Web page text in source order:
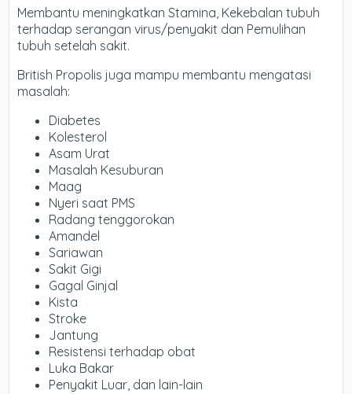
Membantu meningkatkan Stamina, Kekebalan tubuh
terhadap serangan virus/penyakit dan Pemulihan
tubuh setelah sakit.
British Propolis juga mampu membantu mengatasi
masalah:
Diabetes
Kolesterol
Asam Urat
Masalah Kesuburan
Maag
Nyeri saat PMS
Radang tenggorokan
Amandel
Sariawan
Sakit Gigi
Gagal Ginjal
Kista
Stroke
Jantung
Resistensi terhadap obat
Luka Bakar
Penyakit Luar, dan lain-lain